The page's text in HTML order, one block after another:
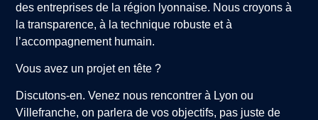
des entreprises de la région lyonnaise. Nous croyons à
la transparence, à la technique robuste et à
l’accompagnement humain.
Vous avez un projet en tête ?
Discutons-en. Venez nous rencontrer à Lyon ou
Villefranche, on parlera de vos objectifs, pas juste de